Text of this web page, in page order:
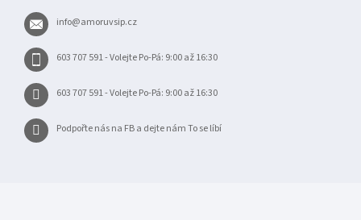
info@amoruvsip.cz
603 707 591 - Volejte Po-Pá: 9:00 až 16:30
603 707 591 - Volejte Po-Pá: 9:00 až 16:30
Podpořte nás na FB a dejte nám To se líbí